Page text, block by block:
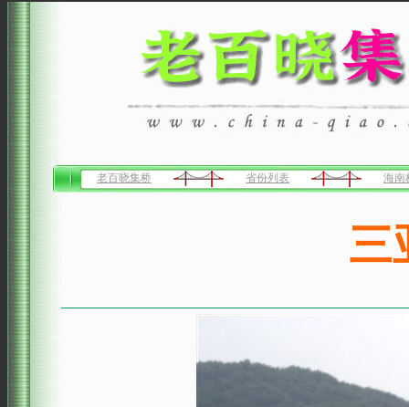
老百晓集桥 省份列表 海南
三